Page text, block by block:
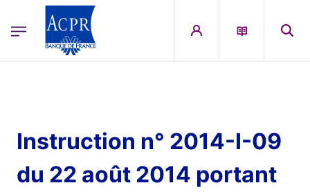
ACPR Menu Principal (English)
Instruction n° 2014-I-09
du 22 août 2014 portant